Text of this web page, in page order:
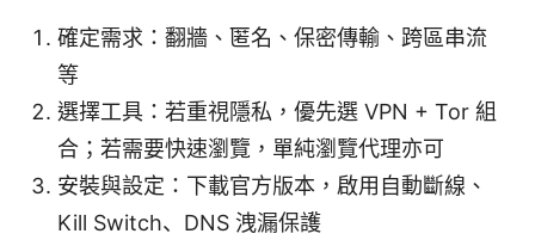
確定需求：翻牆、匿名、保密傳輸、跨區串流
等
選擇工具：若重視隱私，優先選 VPN + Tor 組
合；若需要快速瀏覽，單純瀏覽代理亦可
安裝與設定：下載官方版本，啟用自動斷線、
Kill Switch、DNS 洩漏保護